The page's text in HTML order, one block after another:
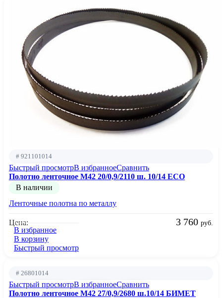
# 921101014
Быстрый просмотрВ избранноеСравнить
Полотно ленточное М42 20/0,9/2110 ш. 10/14 ECO
В наличии
Ленточные полотна по металлу
Цена: 3 760 руб.
В избранное
В корзину
Быстрый просмотр
# 26801014
Быстрый просмотрВ избранноеСравнить
Полотно ленточное М42 27/0,9/2680 ш.10/14 БИМЕТ